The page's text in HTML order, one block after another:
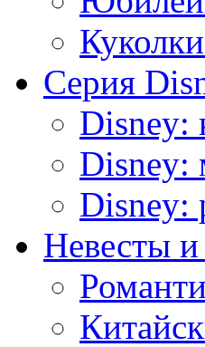
Серия
Disney:
Disney:
Disney:
Невесты